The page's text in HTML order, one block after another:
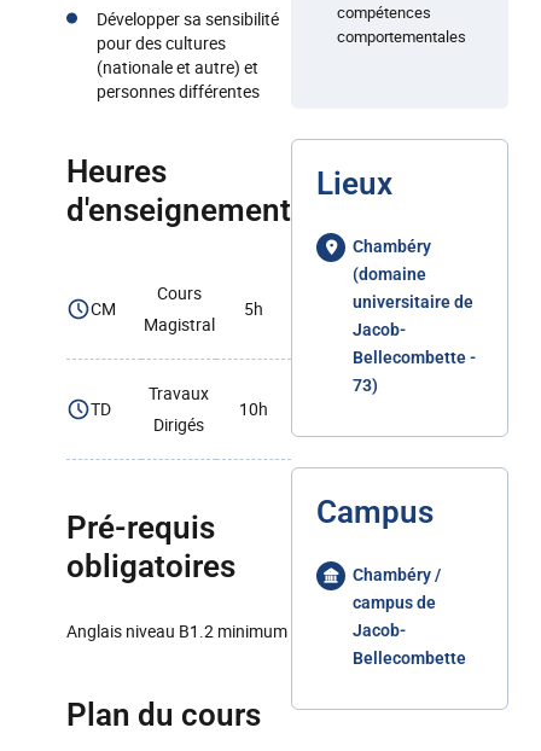
Développer sa sensibilité
pour des cultures
(nationale et autre) et
personnes différentes
Heures
d'enseignement
CM
Cours
Magistral
5h
TD
Travaux
Dirigés
10h
Pré-requis
obligatoires
Anglais niveau B1.2 minimum
Plan du cours
compétences
comportementales
Lieux
Chambéry
(domaine
universitaire de
Jacob-
Bellecombette -
73)
Campus
Chambéry /
campus de
Jacob-
Bellecombette